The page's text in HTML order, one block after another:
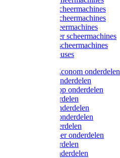
Hauptner scheermachines
Aesculap scheermachines
Liscop scheermachines
FarmClipper scheermachines
Constanta scheermachines
Wahl tondeuses
Aesculap/Econom onderdelen
Hauptner onderdelen
Lister/Liscop onderdelen
Eider onderdelen
Heiniger onderdelen
Constanta onderdelen
Moser onderdelen
Farm Clipper onderdelen
Oster onderdelen
TailWell onderdelen